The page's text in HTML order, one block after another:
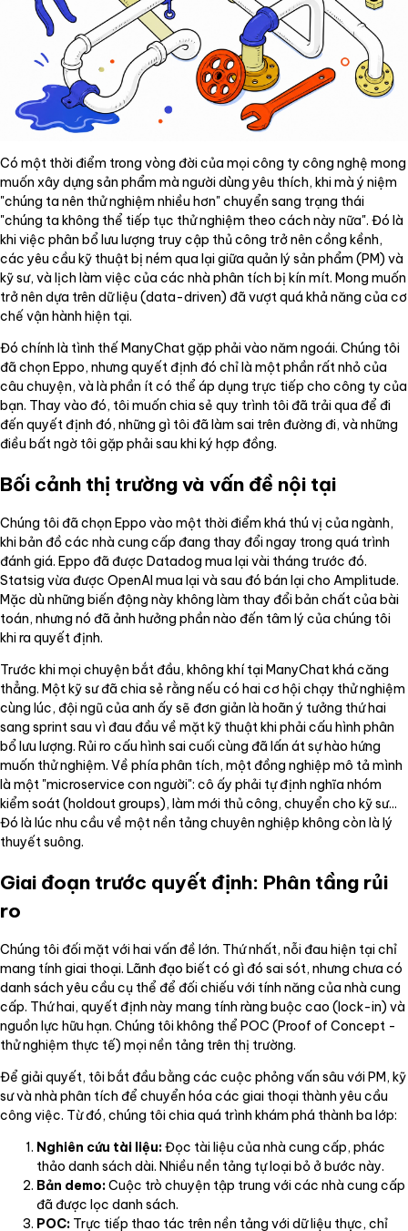
Có một thời điểm trong vòng đời của mọi công ty công nghệ mong
muốn xây dựng sản phẩm mà người dùng yêu thích, khi mà ý niệm
"chúng ta nên thử nghiệm nhiều hơn" chuyển sang trạng thái
"chúng ta không thể tiếp tục thử nghiệm theo cách này nữa". Đó là
khi việc phân bổ lưu lượng truy cập thủ công trở nên cồng kềnh,
các yêu cầu kỹ thuật bị ném qua lại giữa quản lý sản phẩm (PM) và
kỹ sư, và lịch làm việc của các nhà phân tích bị kín mít. Mong muốn
trở nên dựa trên dữ liệu (data-driven) đã vượt quá khả năng của cơ
chế vận hành hiện tại.
Đó chính là tình thế ManyChat gặp phải vào năm ngoái. Chúng tôi
đã chọn Eppo, nhưng quyết định đó chỉ là một phần rất nhỏ của
câu chuyện, và là phần ít có thể áp dụng trực tiếp cho công ty của
bạn. Thay vào đó, tôi muốn chia sẻ quy trình tôi đã trải qua để đi
đến quyết định đó, những gì tôi đã làm sai trên đường đi, và những
điều bất ngờ tôi gặp phải sau khi ký hợp đồng.
Bối cảnh thị trường và vấn đề nội tại
Chúng tôi đã chọn Eppo vào một thời điểm khá thú vị của ngành,
khi bản đồ các nhà cung cấp đang thay đổi ngay trong quá trình
đánh giá. Eppo đã được Datadog mua lại vài tháng trước đó.
Statsig vừa được OpenAI mua lại và sau đó bán lại cho Amplitude.
Mặc dù những biến động này không làm thay đổi bản chất của bài
toán, nhưng nó đã ảnh hưởng phần nào đến tâm lý của chúng tôi
khi ra quyết định.
Trước khi mọi chuyện bắt đầu, không khí tại ManyChat khá căng
thẳng. Một kỹ sư đã chia sẻ rằng nếu có hai cơ hội chạy thử nghiệm
cùng lúc, đội ngũ của anh ấy sẽ đơn giản là hoãn ý tưởng thứ hai
sang sprint sau vì đau đầu về mặt kỹ thuật khi phải cấu hình phân
bổ lưu lượng. Rủi ro cấu hình sai cuối cùng đã lấn át sự hào hứng
muốn thử nghiệm. Về phía phân tích, một đồng nghiệp mô tả mình
là một "microservice con người": cô ấy phải tự định nghĩa nhóm
kiểm soát (holdout groups), làm mới thủ công, chuyển cho kỹ sư...
Đó là lúc nhu cầu về một nền tảng chuyên nghiệp không còn là lý
thuyết suông.
Giai đoạn trước quyết định: Phân tầng rủi
ro
Chúng tôi đối mặt với hai vấn đề lớn. Thứ nhất, nỗi đau hiện tại chỉ
mang tính giai thoại. Lãnh đạo biết có gì đó sai sót, nhưng chưa có
danh sách yêu cầu cụ thể để đối chiếu với tính năng của nhà cung
cấp. Thứ hai, quyết định này mang tính ràng buộc cao (lock-in) và
nguồn lực hữu hạn. Chúng tôi không thể POC (Proof of Concept -
thử nghiệm thực tế) mọi nền tảng trên thị trường.
Để giải quyết, tôi bắt đầu bằng các cuộc phỏng vấn sâu với PM, kỹ
sư và nhà phân tích để chuyển hóa các giai thoại thành yêu cầu
công việc. Từ đó, chúng tôi chia quá trình khám phá thành ba lớp:
Nghiên cứu tài liệu:Đọc tài liệu của nhà cung cấp, phác
thảo danh sách dài. Nhiều nền tảng tự loại bỏ ở bước này.
Bản demo:Cuộc trò chuyện tập trung với các nhà cung cấp
đã được lọc danh sách.
POC: Trực tiếp thao tác trên nền tảng với dữ liệu thực, chỉ